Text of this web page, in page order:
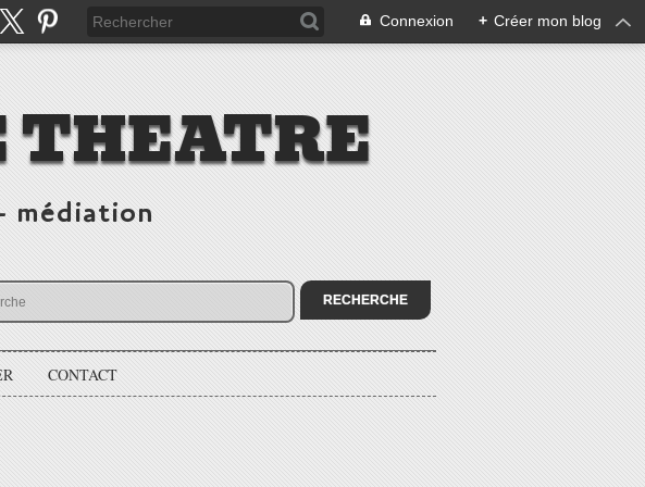
Connexion + Créer mon blog
médiation
CONTACT